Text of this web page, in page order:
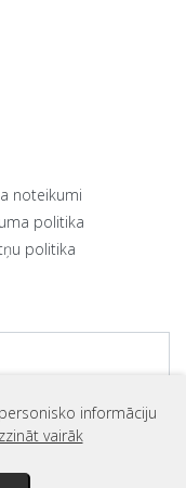
noteikumi
politika
politika
informāciju
vairāk